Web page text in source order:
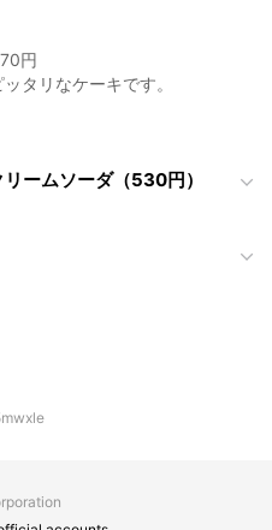
円
タリなケーキです。
ームソーダ（530円）